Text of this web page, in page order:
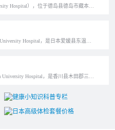
徳島大学病院（Tokushima University Hospital），位于德岛县德岛市藏本町，国立大学病院，是日本厚生劳动省认定的“特定功能医院”。医院设立了26个科室，692个床位。2019年门诊接诊36万人次，口腔科门诊10万人次，住院20万人次。